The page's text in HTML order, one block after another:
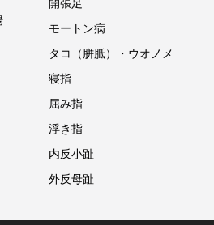
開張足
モートン病
タコ（胼胝）・ウオノメ
寝指
屈み指
浮き指
内反小趾
外反母趾